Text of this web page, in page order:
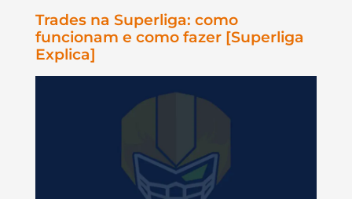
Trades na Superliga: como
funcionam e como fazer [Superliga
Explica]